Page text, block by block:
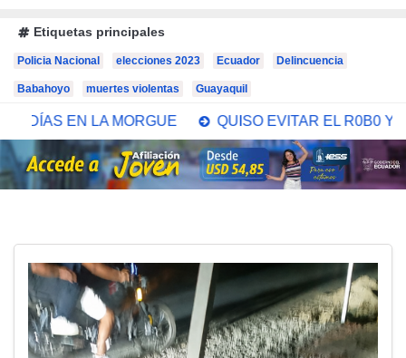
Etiquetas principales
Policia Nacional elecciones 2023 Ecuador Delincuencia
Babahoyo muertes violentas Guayaquil
QUISO EVITAR EL R0B0 Y LO MATARON SIN